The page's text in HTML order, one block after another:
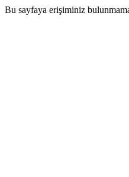
Bu sayfaya erişiminiz